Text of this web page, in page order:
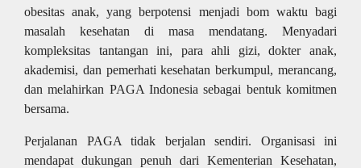
obesitas anak, yang berpotensi menjadi bom waktu bagi
masalah kesehatan di masa mendatang. Menyadari
kompleksitas tantangan ini, para ahli gizi, dokter anak,
akademisi, dan pemerhati kesehatan berkumpul, merancang,
dan melahirkan PAGA Indonesia sebagai bentuk komitmen
bersama.
Perjalanan PAGA tidak berjalan sendiri. Organisasi ini
mendapat dukungan penuh dari Kementerian Kesehatan,